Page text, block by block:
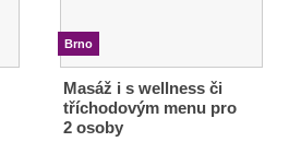
Brno
Masáž i s wellness či
tříchodovým menu pro
2 osoby